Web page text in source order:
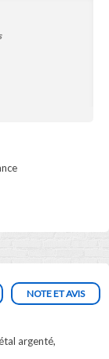
NOTE ET AVIS
argenté,